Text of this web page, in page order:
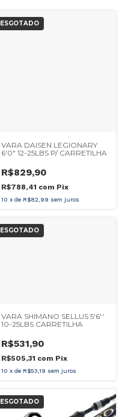
ESGOTADO
VARA DAISEN LEGIONARY
6'0" 12-25LBS P/ CARRETILHA
R$829,90
R$788,41 com Pix
10 x de R$82,99 sem juros
ESGOTADO
VARA SHIMANO SELLUS 5'6''
10-25LBS CARRETILHA
R$531,90
R$505,31 com Pix
10 x de R$53,19 sem juros
ESGOTADO